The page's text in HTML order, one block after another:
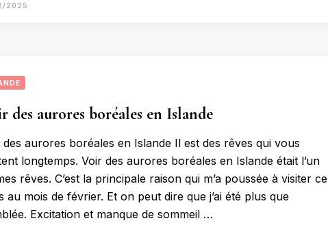
2025
des aurores boréales en Islande
des aurores boréales en Islande Il est des rêves qui vous
longtemps. Voir des aurores boréales en Islande était l’un
rêves. C’est la principale raison qui m’a poussée à visiter ce
au mois de février. Et on peut dire que j’ai été plus que
Excitation et manque de sommeil …